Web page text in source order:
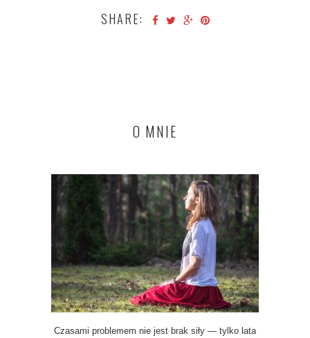
SHARE:
O MNIE
Czasami problemem nie jest brak siły — tylko lata